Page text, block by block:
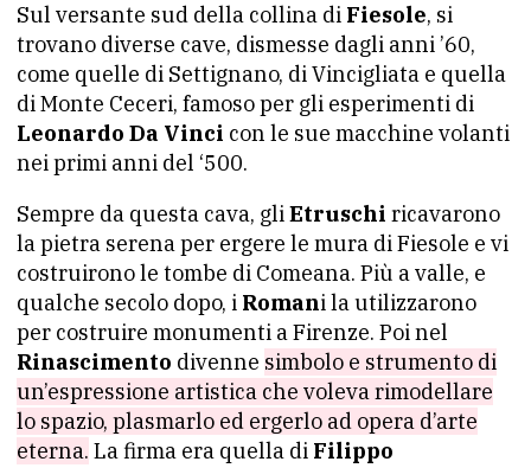
Sul versante sud della collina di Fiesole, si
trovano diverse cave, dismesse dagli anni ’60,
come quelle di Settignano, di Vincigliata e quella
di Monte Ceceri, famoso per gli esperimenti di
Leonardo Da Vinci con le sue macchine volanti
nei primi anni del ‘500.
Sempre da questa cava, gliEtruschi ricavarono
la pietra serena per ergere le mura di Fiesole e vi
costruirono le tombe di Comeana. Più a valle, e
qualche secolo dopo, i Romani la utilizzarono
per costruire monumenti a Firenze. Poi nel
Rinascimento divenne simbolo e strumento di
un’espressione artistica che voleva rimodellare
lo spazio, plasmarlo ed ergerlo ad opera d’arte
eterna. La firma era quella di Filippo